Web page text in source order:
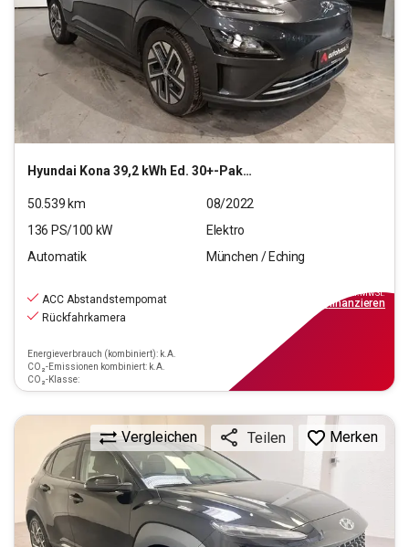
Hyundai Kona 39,2 kWh Ed. 30+-Paket Elektro 2WD
50.539 km
08/2022
136 PS/100 kW
Elektro
Automatik
München / Eching
ACC Abstandstempomat
Rückfahrkamera
Energieverbrauch (kombiniert): k.A.
CO₂-Emissionen kombiniert: k.A.
CO₂-Klasse:
inkl.MwSt.
finanzieren
Vergleichen Teilen Merken